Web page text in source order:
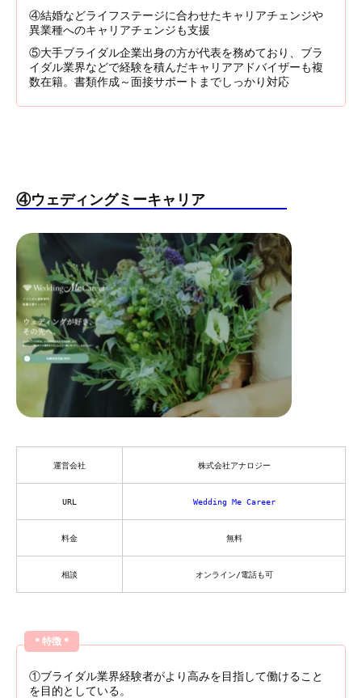
④結婚などライフステージに合わせたキャリアチェンジや
異業種へのキャリアチェンジも支援
⑤大手ブライダル企業出身の方が代表を務めており、ブラ
イダル業界などで経験を積んだキャリアアドバイザーも複
数在籍。書類作成～面接サポートまでしっかり対応
④ウェディングミーキャリア
運営会社 株式会社アナロジー
URL Wedding Me Career
料金 無料
相談 オンライン/電話も可
＊特徴＊
①ブライダル業界経験者がより高みを目指して働けること
を目的としている。